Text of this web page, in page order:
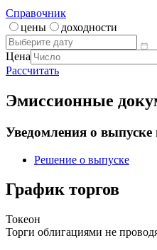
Калькулятор |
калькулятор?
Справочник
цены
Цена
Уведомления о выпуске
График торгов